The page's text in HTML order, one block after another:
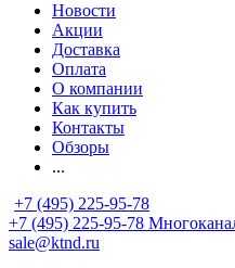
Новости
Акции
Доставка
Оплата
О компании
Как купить
Контакты
Обзоры
...
+7 (495) 225-95-78
+7 (495) 225-95-78
sale@ktnd.ru